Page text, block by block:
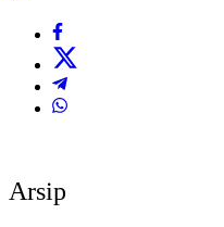
Arsip